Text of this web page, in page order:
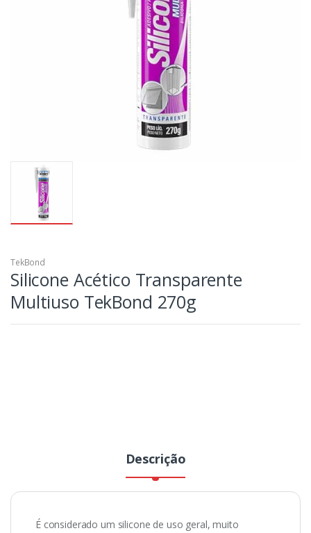
TekBond
Silicone Acético Transparente
Multiuso TekBond 270g
Descrição
É considerado um silicone de uso geral, muito